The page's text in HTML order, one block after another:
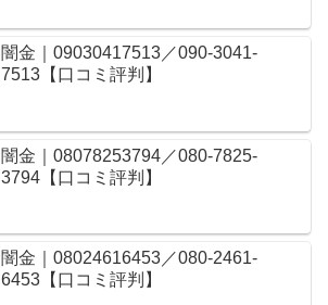
闇金｜09030417513／090-3041-
7513【口コミ評判】
闇金｜08078253794／080-7825-
3794【口コミ評判】
闇金｜08024616453／080-2461-
6453【口コミ評判】